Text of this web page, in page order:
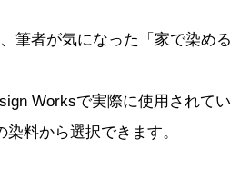
筆者が気になった「家で染める
Worksで実際に使用されてい
染料から選択できます。